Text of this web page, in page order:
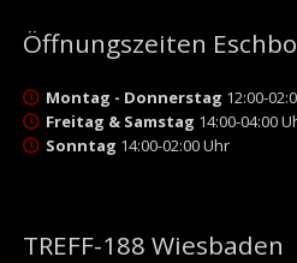
Öffnungszeiten
Montag - Donnerstag 12:00-
Freitag & Samstag 14:00-04:00
Sonntag 14:00-02:00 Uhr
TREFF-188 Wiesbaden